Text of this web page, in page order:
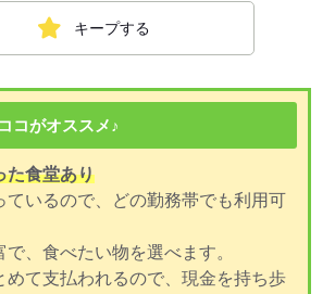
キープする
コがオススメ♪
食堂あり
ているので、どの勤務帯でも利用可
で、食べたい物を選べます。
めて支払われるので、現金を持ち歩